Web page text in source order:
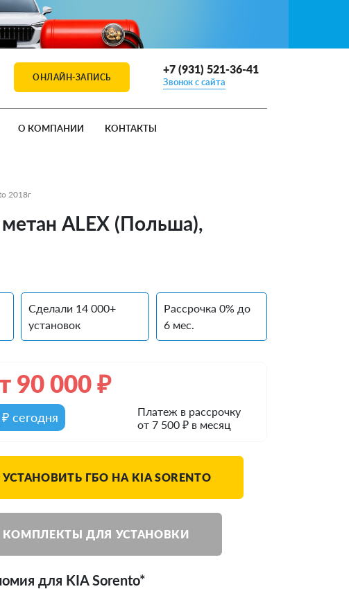
ОНЛАЙН-ЗАПИСЬ
+7 (931) 521-36-41
Звонок с сайта
О КОМПАНИИ КОНТАКТЫ
2018г
ALEX (Польша),
Сделали 14 000+
установок
Рассрочка 0% до
6 мес.
90 000₽
сегодня
Платеж в рассрочку
от 7 500 ₽ в месяц
УСТАНОВИТЬ ГБО НА KIA SORENTO
КОМПЛЕКТЫ ДЛЯ УСТАНОВКИ
для KIA Sorento*